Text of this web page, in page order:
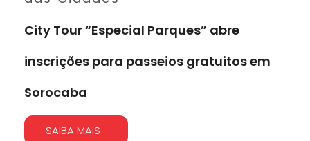
City Tour “Especial Parques” abre
inscrições para passeios gratuitos em
Sorocaba
SAIBA MAIS